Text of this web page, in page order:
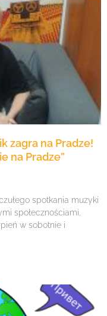
zagra na Pradze!
na Pradze”
spotkania muzyki
społecznościami,
w sobotnie i